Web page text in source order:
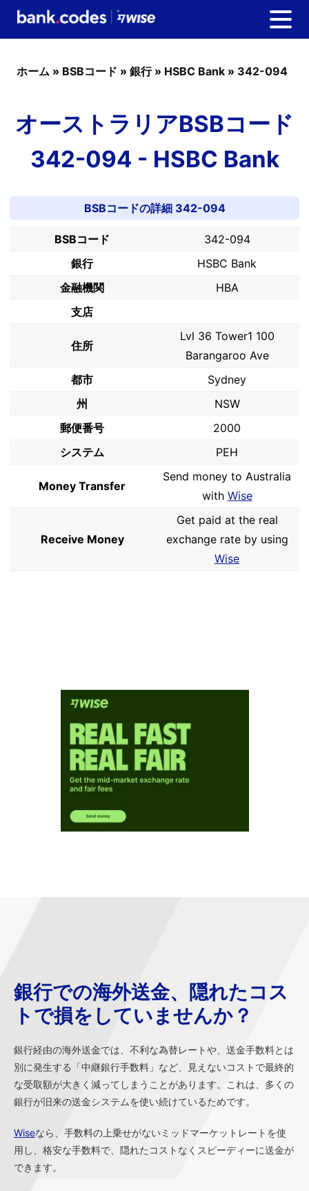
ホーム » BSBコード » 銀行» HSBC Bank » 342-094
オーストラリアBSBコード
342-094 - HSBC Bank
BSBコードの詳細 342-094
BSBコード
342-094
銀行
HSBC Bank
金融機関
HBA
支店
住所
Lvl 36 Tower1 100
Barangaroo Ave
都市
Sydney
州
NSW
郵便番号
2000
システム
PEH
Money Transfer
Send money to Australia
with Wise
Receive Money
Get paid at the real
exchange rate by using
Wise
銀行での海外送金、隠れたコス
トで損をしていませんか？
銀行経由の海外送金では、不利な為替レートや、送金手数料とは
別に発生する「中継銀行手数料」など、見えないコストで最終的
な受取額が大きく減ってしまうことがあります。これは、多くの
銀行が旧来の送金システムを使い続けているためです。
Wiseなら、手数料の上乗せがないミッドマーケットレートを使
用し、格安な手数料で、隠れたコストなくスピーディーに送金が
できます。